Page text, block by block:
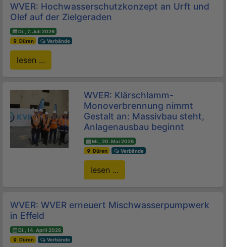
WVER: Hochwasserschutzkonzept an Urft und
Olef auf der Zielgeraden
Di., 7. Juli 2026
Düren
Verbände
lesen ...
WVER: Klärschlamm-
Monoverbrennung nimmt
Gestalt an: Massivbau steht,
Anlagenausbau beginnt
Mi., 20. Mai 2026
Düren
Verbände
lesen ...
WVER: WVER erneuert Mischwasserpumpwerk
in Effeld
Di., 14. April 2026
Düren
Verbände